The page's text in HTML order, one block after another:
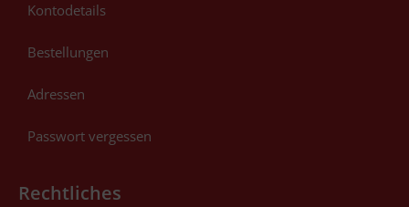
Kontodetails
Bestellungen
Adressen
Passwort vergessen
Rechtliches